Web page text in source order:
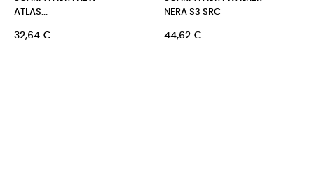
ATLAS...
Prezzo
32,64 €
NERA S3 SRC
Prezzo
44,62 €